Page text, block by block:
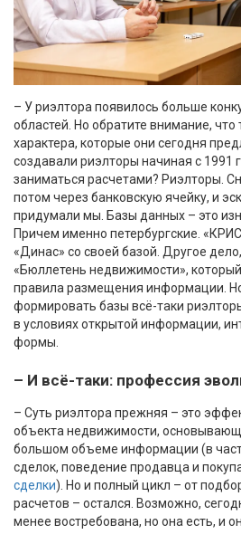
– У риэлтора появилось больше
областей. Но обратите внимание, что
характера, которые они сегодня
создавали риэлторы начиная с 1991
заниматься расчетами? Риэлторы.
потом через банковскую ячейку, и
придумали мы. Базы данных – это
Причем именно петербургские.
«Динас» со своей базой. Другое
«Бюллетень недвижимости»,
правила размещения информации.
формировать базы всё-таки
в условиях открытой информации,
формы.
– И всё-таки: профессия
– Суть риэлтора прежняя – это
объекта недвижимости,
большом объеме информации (в
сделок, поведение продавца и
сделки). Но и полный цикл – от
расчетов – остался. Возможно,
менее востребована, но она есть, и